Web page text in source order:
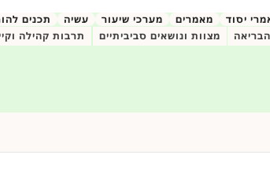
יסוד מאמרים מערכי שיעור עשיה תכנים
מצוות ונושאים סביביתיים תרבות קהילה